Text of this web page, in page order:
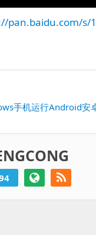
pan.baidu.com/s/
手机运行Android安